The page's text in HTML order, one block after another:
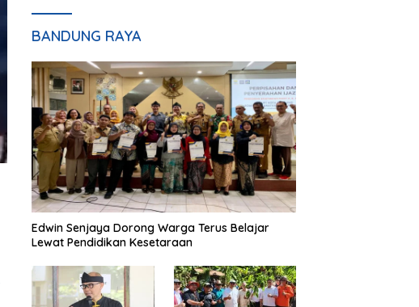
BANDUNG RAYA
Edwin Senjaya Dorong Warga Terus Belajar
Lewat Pendidikan Kesetaraan